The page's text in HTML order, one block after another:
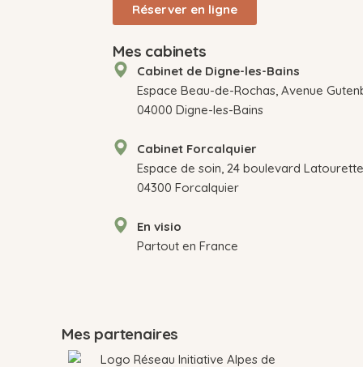
Réserver en ligne
Mes cabinets
Cabinet de Digne-les-Bains
Espace Beau-de-Rochas, Avenue
04000 Digne-les-Bains
Cabinet Forcalquier
Espace de soin, 24 boulevard
04300 Forcalquier
En visio
Partout en France
Mes partenaires